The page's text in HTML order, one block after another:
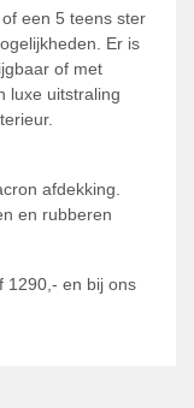
een 5 teens ster
Er is
of met
luxe uitstraling
afdekking.
en rubberen
1290,- en bij ons